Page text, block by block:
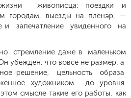
живописца: поездки и
городам, выезды на пленэр, —
и запечатление увиденного на
стремление даже в маленьком
убежден, что вовсе не размер, а
решение, цельность образа
художником до уровня
смысле такие его работы, как